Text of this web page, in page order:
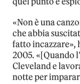
«Non è una
che abbia
fatto incazzare»,
2005. «[Quando
Cleveland e
notte per